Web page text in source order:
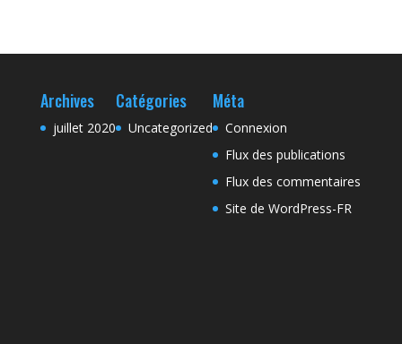
Archives
juillet 2020
Catégories
Uncategorized
Méta
Connexion
Flux des publications
Flux des commentaires
Site de WordPress-FR